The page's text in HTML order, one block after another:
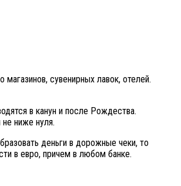
сувенирных лавок, отелей.
в канун и после Рождества.
ниже нуля.
деньги в дорожные чеки, то
в евро, причем в любом банке.